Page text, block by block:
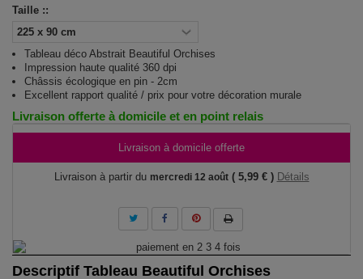
Taille ::
Tableau déco Abstrait Beautiful Orchises
Impression haute qualité 360 dpi
Châssis écologique en pin - 2cm
Excellent rapport qualité / prix pour votre décoration murale
Livraison offerte à domicile et en point relais
Livraison à domicile offerte
Livraison à partir du mercredi 12 août ( 5,99 € ) Détails
Descriptif Tableau Beautiful Orchises